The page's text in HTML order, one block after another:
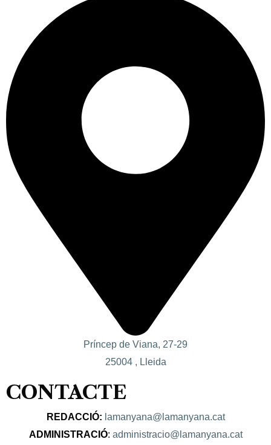
Príncep de Viana, 27-29
25004 , Lleida
CONTACTE
REDACCIÓ: lamanyana@lamanyana.cat
ADMINISTRACIÓ: administracio@lamanyana.cat